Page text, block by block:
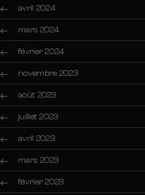
avril 2024
mars 2024
février 2024
novembre 2023
août 2023
juillet 2023
avril 2023
mars 2023
février 2023